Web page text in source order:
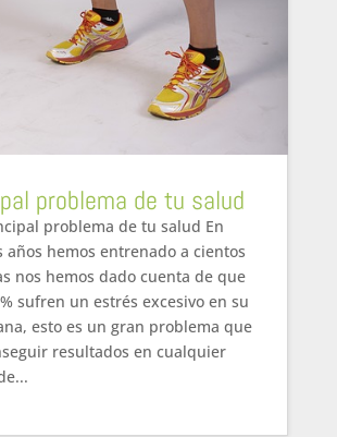
problema de tu salud
problema de tu salud En
años hemos entrenado a cientos
nos hemos dado cuenta de que
sufren un estrés excesivo en su
esto es un gran problema que
resultados en cualquier